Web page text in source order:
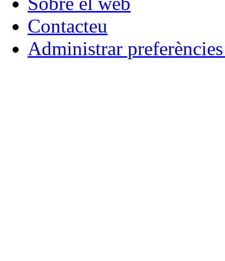
Contacteu
Administrar